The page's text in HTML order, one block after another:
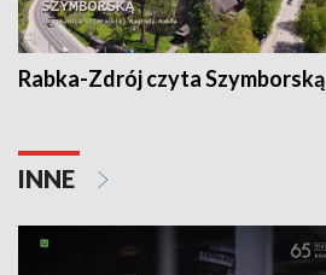
Rabka-Zdrój czyta Szymborską
INNE